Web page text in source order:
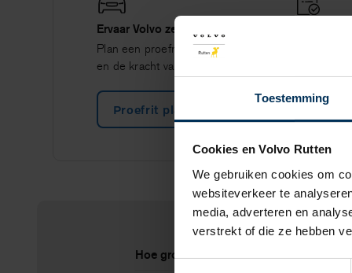
Toestemming
Cookies en Volvo Rutten
We gebruiken cookies om
websiteverkeer te
media, adverteren en
verstrekt of die ze hebben
Ervaar Volvo zelf
Plan een proefrit en voel het comfort
en de kracht van Volvo.
Proefrit plannen
Hoe groot is de totale actieradius van